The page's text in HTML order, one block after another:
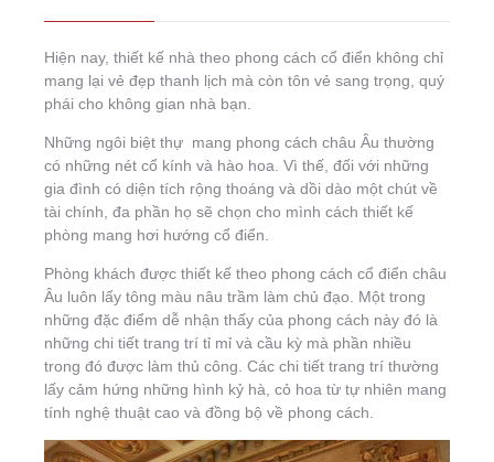
Hiện nay, thiết kế nhà theo phong cách cổ điển không chỉ
mang lại vẻ đẹp thanh lịch mà còn tôn vẻ sang trọng, quý
phái cho không gian nhà bạn.
Những ngôi biệt thự mang phong cách châu Âu thường
có những nét cổ kính và hào hoa. Vì thế, đối với những
gia đình có diện tích rộng thoáng và dồi dào một chút về
tài chính, đa phần họ sẽ chọn cho mình cách thiết kế
phòng mang hơi hướng cổ điển.
Phòng khách được thiết kế theo phong cách cổ điển châu
Âu luôn lấy tông màu nâu trầm làm chủ đạo. Một trong
những đặc điểm dễ nhận thấy của phong cách này đó là
những chi tiết trang trí tỉ mỉ và cầu kỳ mà phần nhiều
trong đó được làm thủ công. Các chi tiết trang trí thường
lấy cảm hứng những hình kỷ hà, cỏ hoa từ tự nhiên mang
tính nghệ thuật cao và đồng bộ về phong cách.